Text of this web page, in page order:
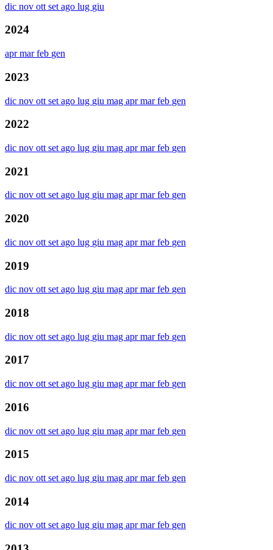
dic nov ott set ago lug giu
2024
aprmarfeb gen
2023
dic nov ott set ago lug giu mag aprmarfeb gen
2022
dic nov ott set ago lug giu mag aprmarfeb gen
2021
dic nov ottsetago lug giu mag aprmarfeb gen
2020
dic nov ott set ago lug giu mag aprmarfeb gen
2019
dic nov ott set ago lug giu mag aprmarfeb gen
2018
dic nov ott set ago lug giu mag aprmarfeb gen
2017
dic nov ott set ago lug giu mag aprmarfeb gen
2016
dic nov ott set ago lug giu mag aprmarfeb gen
2015
dic nov ott set ago lug giu mag aprmarfeb gen
2014
dic nov ottsetago lug giu mag aprmarfeb gen